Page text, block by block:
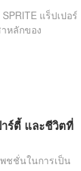
แร็ปเปอร์
หลักของ
ร์ตี้ และชีวิตที่
ชชั่นในการเป็น